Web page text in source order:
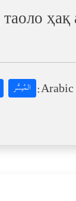
ҳақ
Arabic المُيسَّر